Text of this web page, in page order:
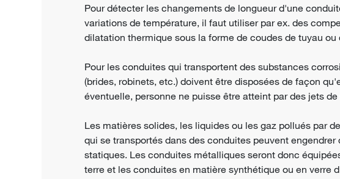
Pour détecter les changements de longueur d'une
variations de température, il faut utiliser par ex. des
dilatation thermique sous la forme de coudes de tuyau ou
Pour les conduites qui transportent des substances
(brides, robinets, etc.) doivent être disposées de façon
éventuelle, personne ne puisse être atteint par des jets
Les matières solides, les liquides ou les gaz pollués par
qui se transportés dans des conduites peuvent engendrer
statiques. Les conduites métalliques seront donc
terre et les conduites en matière synthétique ou en verre